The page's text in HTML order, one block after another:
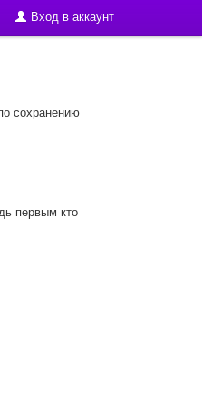
Вход в аккаунт
сохранению
первым кто